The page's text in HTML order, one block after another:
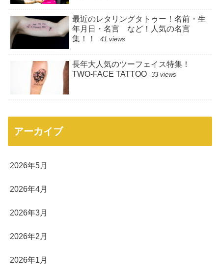
最近のレタリングタトゥー！名前・生
年月日・名言 など！人気の名言
集！！
41 views
長年大人気のツーフェイス特集！
TWO-FACE TATTOO
33 views
アーカイブ
2026年5月
2026年4月
2026年3月
2026年2月
2026年1月